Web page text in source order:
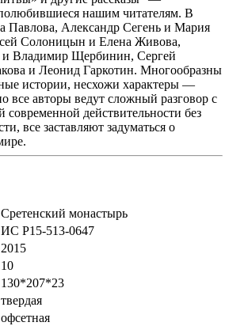
нашим читателям. В
Павлова, Александр Сегень и Мария
Солоницын и Елена Живова,
и Владимир Щербинин, Сергей
и Леонид Гаркотин. Многообразны
истории, несхожи характеры —
авторы ведут сложный разговор с
современной действительности без
все заставляют задуматься о
Сретенский монастырь
ИС Р15-513-0647
2015
10
130*207*23
твердая
офсетная